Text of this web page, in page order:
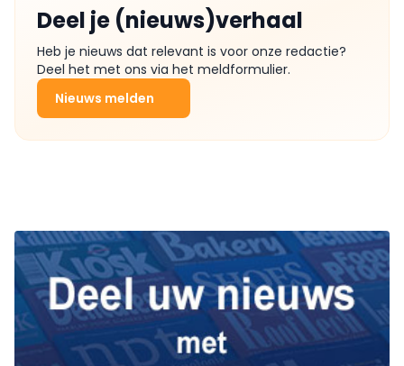
Deel je (nieuws)verhaal
Heb je nieuws dat relevant is voor onze redactie?
Deel het met ons via het meldformulier.
Nieuws melden